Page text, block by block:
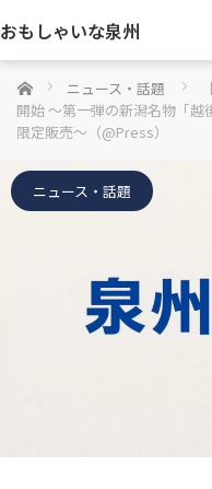
おもしゃいな泉州
ホーム ニュース・話題
開始 ～第一弾の新潟名物「越
限定販売～（@Press）
ニュース・話題